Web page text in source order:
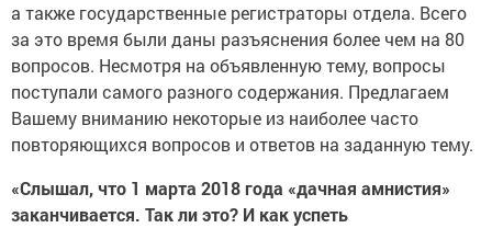
а также государственные регистраторы отдела. Всего
за это время были даны разъяснения более чем на 80
вопросов. Несмотря на объявленную тему, вопросы
поступали самого разного содержания. Предлагаем
Вашему вниманию некоторые из наиболее часто
повторяющихся вопросов и ответов на заданную тему.
«Слышал, что 1 марта 2018 года «дачная амнистия»
заканчивается. Так ли это? И как успеть